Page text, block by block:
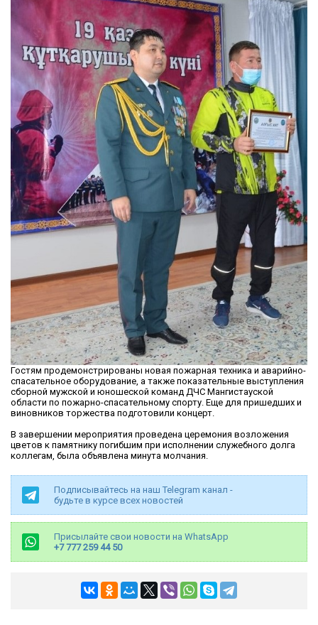
Гостям продемонстрированы новая пожарная техника и аварийно-
спасательное оборудование, а также показательные выступления
сборной мужской и юношеской команд ДЧС Мангистауской
области по пожарно-спасательному спорту. Еще для пришедших и
виновников торжества подготовили концерт.
В завершении мероприятия проведена церемония возложения
цветов к памятнику погибшим при исполнении служебного долга
коллегам, была объявлена минута молчания.
Подписывайтесь на наш Telegram канал -
будьте в курсе всех новостей
Присылайте свои новости на WhatsApp
+7 777 259 44 50